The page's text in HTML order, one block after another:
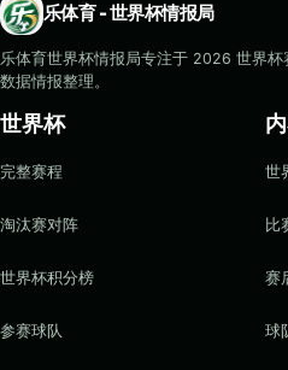
乐体育 - 世界杯情报局
乐体育世界杯情报局专注于 2026 世界
数据情报整理。
世界杯
完整赛程
淘汰赛对阵
世界杯积分榜
参赛球队
世
比
赛
球